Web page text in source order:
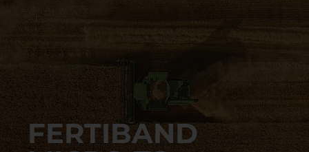
FERTIBAND